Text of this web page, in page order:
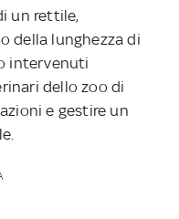
un rettile,
della lunghezza di
intervenuti
dello zoo di
e gestire un